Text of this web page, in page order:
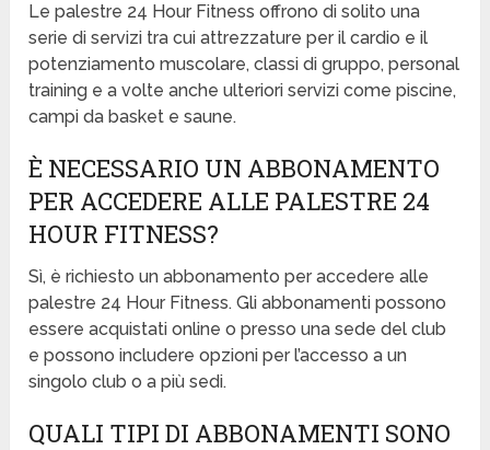
Le palestre 24 Hour Fitness offrono di solito una
serie di servizi tra cui attrezzature per il cardio e il
potenziamento muscolare, classi di gruppo, personal
training e a volte anche ulteriori servizi come piscine,
campi da basket e saune.
È NECESSARIO UN ABBONAMENTO
PER ACCEDERE ALLE PALESTRE 24
HOUR FITNESS?
Sì, è richiesto un abbonamento per accedere alle
palestre 24 Hour Fitness. Gli abbonamenti possono
essere acquistati online o presso una sede del club
e possono includere opzioni per l’accesso a un
singolo club o a più sedi.
QUALI TIPI DI ABBONAMENTI SONO